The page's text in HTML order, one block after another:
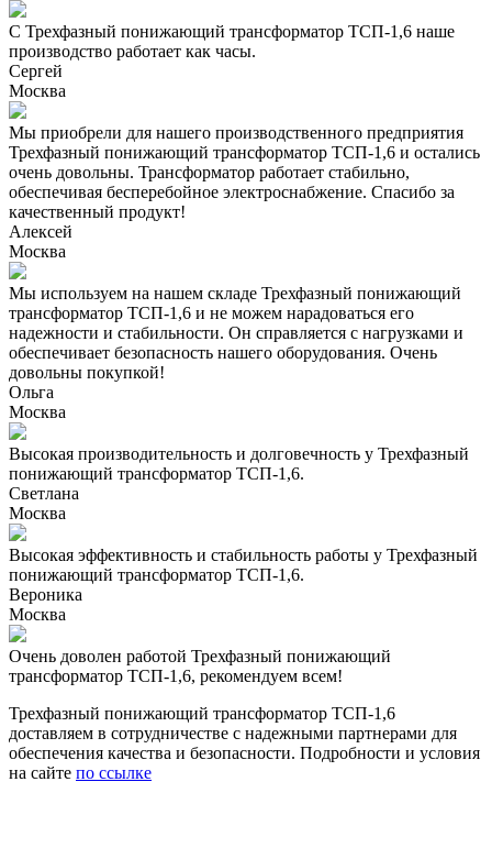
С Трехфазный понижающий трансформатор ТСП-1,6 наше
производство работает как часы.
Сергей
Москва
Мы приобрели для нашего производственного предприятия
Трехфазный понижающий трансформатор ТСП-1,6 и остались
очень довольны. Трансформатор работает стабильно,
обеспечивая бесперебойное электроснабжение. Спасибо за
качественный продукт!
Алексей
Москва
Мы используем на нашем складе Трехфазный понижающий
трансформатор ТСП-1,6 и не можем нарадоваться его
надежности и стабильности. Он справляется с нагрузками и
обеспечивает безопасность нашего оборудования. Очень
довольны покупкой!
Ольга
Москва
Высокая производительность и долговечность у Трехфазный
понижающий трансформатор ТСП-1,6.
Светлана
Москва
Высокая эффективность и стабильность работы у Трехфазный
понижающий трансформатор ТСП-1,6.
Вероника
Москва
Очень доволен работой Трехфазный понижающий
трансформатор ТСП-1,6, рекомендуем всем!
Трехфазный понижающий трансформатор ТСП-1,6
доставляем в сотрудничестве с надежными партнерами для
обеспечения качества и безопасности. Подробности и условия
на сайте по ссылке